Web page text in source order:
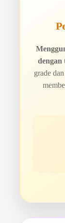
dengan
grade